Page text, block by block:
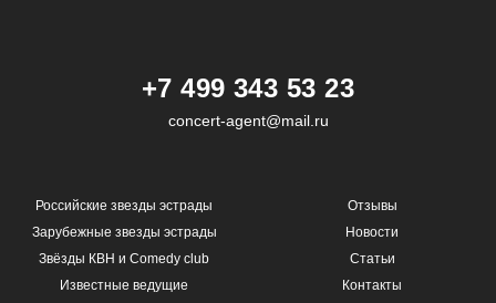
+7 499 343 53 23
concert-agent@mail.ru
Российские звезды эстрады
Зарубежные звезды эстрады
Звёзды КВН и Comedy club
Известные ведущие
Отзывы
Новости
Статьи
Контакты